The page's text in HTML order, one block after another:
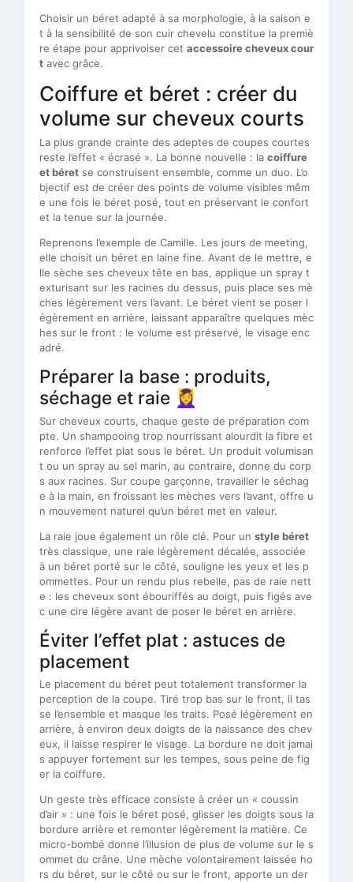
Choisir un béret adapté à sa morphologie, à la saison e
t à la sensibilité de son cuir chevelu constitue la premiè
re étape pour apprivoiser cet accessoire cheveux cour
t avec grâce.
Coiffure et béret : créer du
volume sur cheveux courts
La plus grande crainte des adeptes de coupes courtes
reste l’effet « écrasé ». La bonne nouvelle : la coiffure
et béret se construisent ensemble, comme un duo. L’o
bjectif est de créer des points de volume visibles mêm
e une fois le béret posé, tout en préservant le confort
et la tenue sur la journée.
Reprenons l’exemple de Camille. Les jours de meeting,
elle choisit un béret en laine fine. Avant de le mettre, e
lle sèche ses cheveux tête en bas, applique un spray t
exturisant sur les racines du dessus, puis place ses mè
ches légèrement vers l’avant. Le béret vient se poser l
égèrement en arrière, laissant apparaître quelques mèc
hes sur le front : le volume est préservé, le visage enc
adré.
Préparer la base : produits,
séchage et raie 💆‍♀️
Sur cheveux courts, chaque geste de préparation com
pte. Un shampooing trop nourrissant alourdit la fibre et
renforce l’effet plat sous le béret. Un produit volumisan
t ou un spray au sel marin, au contraire, donne du corp
s aux racines. Sur coupe garçonne, travailler le séchag
e à la main, en froissant les mèches vers l’avant, offre u
n mouvement naturel qu’un béret met en valeur.
La raie joue également un rôle clé. Pour un style béret
très classique, une raie légèrement décalée, associée
à un béret porté sur le côté, souligne les yeux et les p
ommettes. Pour un rendu plus rebelle, pas de raie nett
e : les cheveux sont ébouriffés au doigt, puis figés ave
c une cire légère avant de poser le béret en arrière.
Éviter l’effet plat : astuces de
placement
Le placement du béret peut totalement transformer la
perception de la coupe. Tiré trop bas sur le front, il tas
se l’ensemble et masque les traits. Posé légèrement en
arrière, à environ deux doigts de la naissance des chev
eux, il laisse respirer le visage. La bordure ne doit jamai
s appuyer fortement sur les tempes, sous peine de fig
er la coiffure.
Un geste très efficace consiste à créer un « coussin
d’air » : une fois le béret posé, glisser les doigts sous la
bordure arrière et remonter légèrement la matière. Ce
micro-bombé donne l’illusion de plus de volume sur le s
ommet du crâne. Une mèche volontairement laissée ho
rs du béret, sur le côté ou sur le front, apporte un der